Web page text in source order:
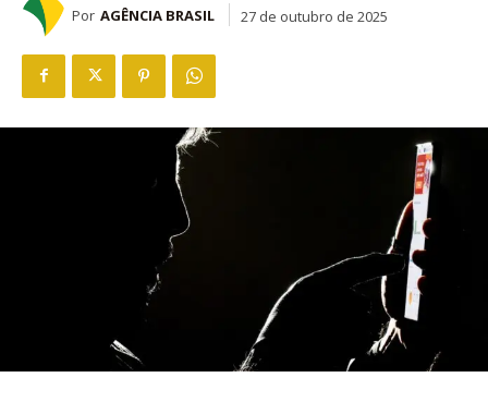
Por AGÊNCIA BRASIL 27 de outubro de 2025